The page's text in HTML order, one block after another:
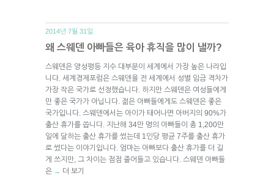
2014년 7월 31일.
왜 스웨덴 아빠들은 육아 휴직을 많이 낼까?
스웨덴은 양성평등 지수 대부분이 세계에서 가장 높은 나라입
니다. 세계경제포럼은 스웨덴을 전 세계에서 성별 임금 격차가
가장 작은 국가로 선정했습니다. 하지만 스웨덴은 여성들에게
만 좋은 국가가 아닙니다. 젊은 아빠들에게도 스웨덴은 좋은
국가입니다. 스웨덴에서는 아이가 태어나면 아버지의 90%가
출산 휴가를 씁니다. 지난해 34만 명의 아빠들이 총 1,200만
일에 달하는 출산 휴가를 썼는데 1인당 평균 7주를 출산 휴가
로 썼다는 이야기입니다. 엄마는 아빠보다 출산 휴가를 더 길
게 쓰지만, 그 차이는 점점 줄어들고 있습니다. 스웨덴 아빠들
은 → 더 보기